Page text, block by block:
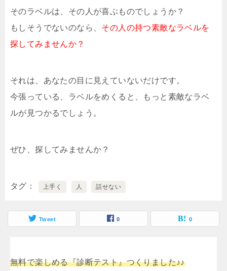
そのラベルは、その人が喜ぶものでしょうか？
もしそうでないのなら、 その人の持つ素敵なラベルを
探してみませんか？
それは、あなたの目に見えていないだけです。
今張っている、ラベルをめくると、もっと素敵なラベ
ルが見つかるでしょう。
ぜひ、探してみませんか？
タグ 上手く 人 話せない
Tweet 0 0
無料で楽しめる『診断テスト』つくりました♪♪